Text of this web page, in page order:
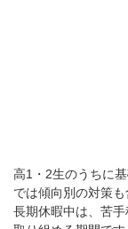
高1・2生のうちに
では傾向別の対策
長期休暇中は、苦